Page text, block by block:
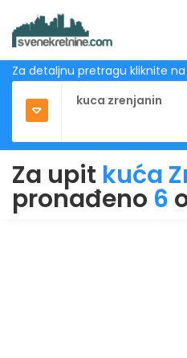
Za detaljnu pretragu kliknite
Za upit kuća
pronađeno 6